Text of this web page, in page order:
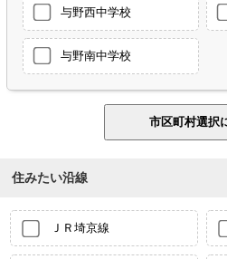
与野西中学校
与野南中学校
住みたい沿線
ＪＲ埼京線